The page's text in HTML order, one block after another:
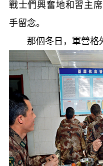
戰士們興奮地和習主
手留念。
那個冬日，軍營格